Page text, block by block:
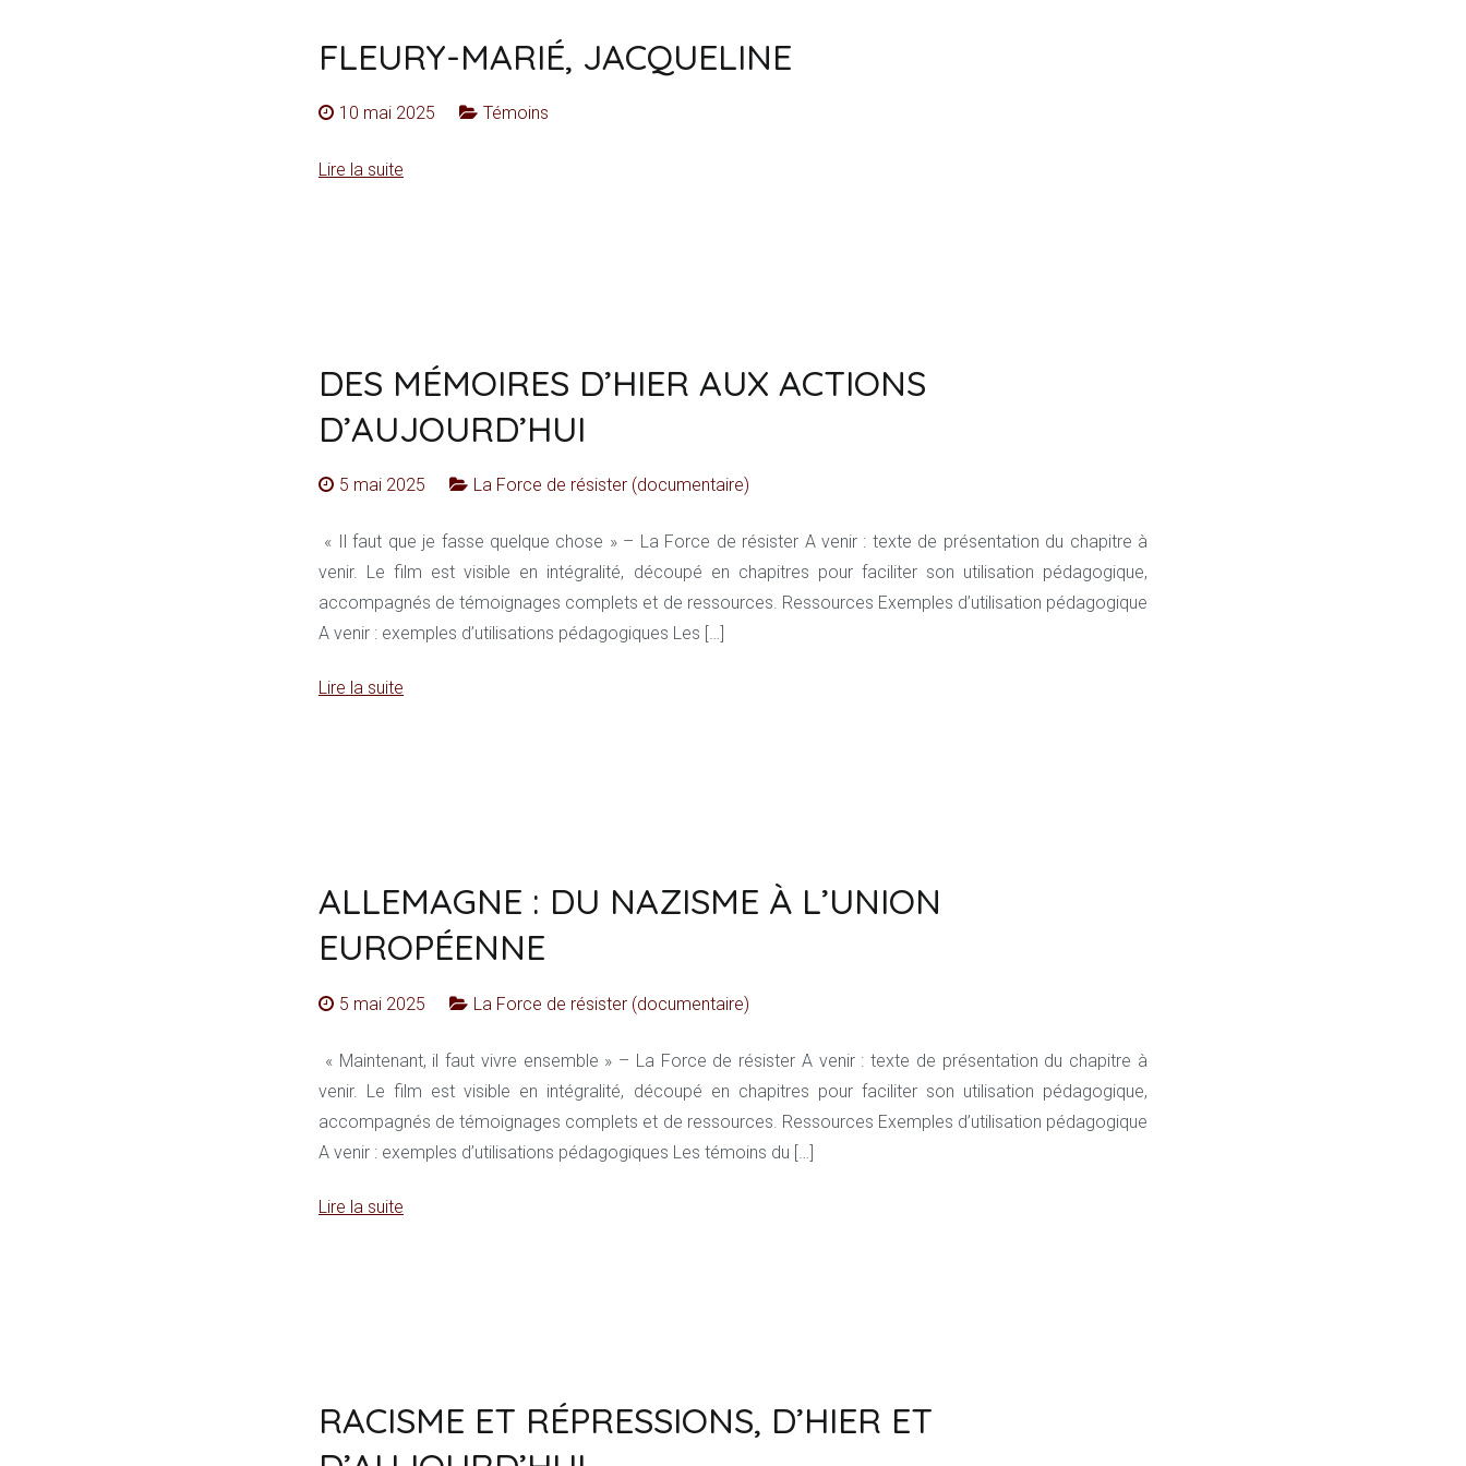
FLEURY-MARIÉ, JACQUELINE
10 mai 2025 Témoins
Lire la suite
DES MÉMOIRES D’HIER AUX ACTIONS
D’AUJOURD’HUI
5 mai 2025 La Force de résister (documentaire)
« Il faut que je fasse quelque chose » – La Force de résister A venir : texte de présentation du chapitre à
venir. Le film est visible en intégralité, découpé en chapitres pour faciliter son utilisation pédagogique,
accompagnés de témoignages complets et de ressources. Ressources Exemples d’utilisation pédagogique
A venir : exemples d’utilisations pédagogiques Les […]
Lire la suite
ALLEMAGNE : DU NAZISME À L’UNION
EUROPÉENNE
5 mai 2025 La Force de résister (documentaire)
« Maintenant, il faut vivre ensemble » – La Force de résister A venir : texte de présentation du chapitre à
venir. Le film est visible en intégralité, découpé en chapitres pour faciliter son utilisation pédagogique,
accompagnés de témoignages complets et de ressources. Ressources Exemples d’utilisation pédagogique
A venir : exemples d’utilisations pédagogiques Les témoins du […]
Lire la suite
RACISME ET RÉPRESSIONS, D’HIER ET